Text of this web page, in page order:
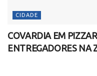
CIDADE
COVARDIA EM
ENTREGADORES NA